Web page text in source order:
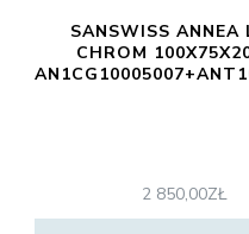
SANSWISS ANNEA
CHROM
2 850,00ZŁ